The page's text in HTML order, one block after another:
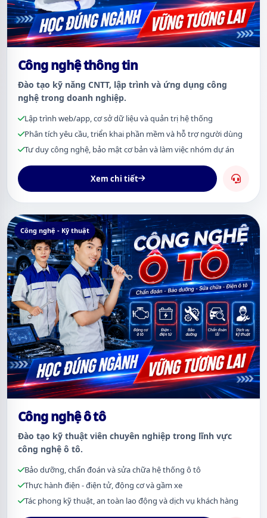
Công nghệ thông tin
Đào tạo kỹ năng CNTT, lập trình và ứng dụng công
nghệ trong doanh nghiệp.
Lập trình web/app, cơ sở dữ liệu và quản trị hệ thống
Phân tích yêu cầu, triển khai phần mềm và hỗ trợ người dùng
Tư duy công nghệ, bảo mật cơ bản và làm việc nhóm dự án
Xem chi tiết
Công nghệ - Kỹ thuật
Công nghệ ô tô
Đào tạo kỹ thuật viên chuyên nghiệp trong lĩnh vực
công nghệ ô tô.
Bảo dưỡng, chẩn đoán và sửa chữa hệ thống ô tô
Thực hành điện - điện tử, động cơ và gầm xe
Tác phong kỹ thuật, an toàn lao động và dịch vụ khách hàng